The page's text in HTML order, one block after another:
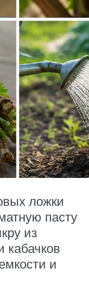
ложки
пасту
из
кабачков
и